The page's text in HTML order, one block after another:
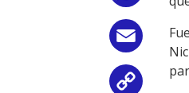
Email
Copy